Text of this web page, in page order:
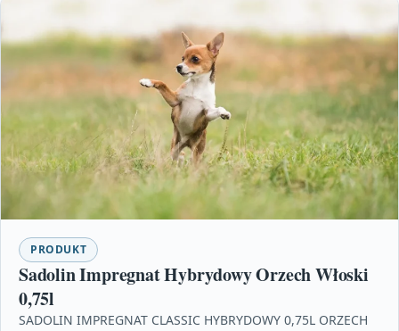
PRODUKT
Sadolin Impregnat Hybrydowy Orzech Włoski
0,75l
SADOLIN IMPREGNAT CLASSIC HYBRYDOWY 0,75L ORZECH